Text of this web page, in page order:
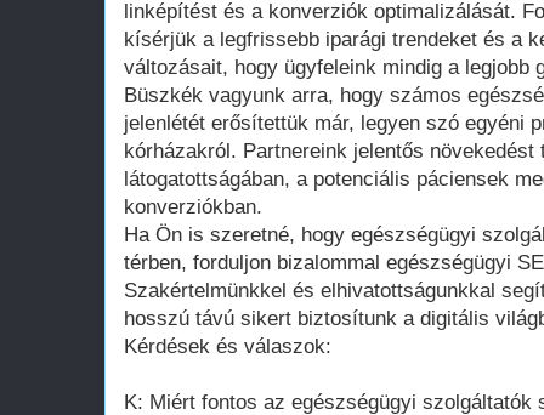
linképítést és a konverziók optimalizálását.
kísérjük a legfrissebb iparági trendeket és a
változásait, hogy ügyfeleink mindig a legjobb
Büszkék vagyunk arra, hogy számos
jelenlétét erősítettük már, legyen szó egyéni
kórházakról. Partnereink jelentős növekedést
látogatottságában, a potenciális páciensek
konverziókban.
Ha Ön is szeretné, hogy egészségügyi
térben, forduljon bizalommal egészségügyi
Szakértelmünkkel és elhivatottságunkkal
hosszú távú sikert biztosítunk a digitális
Kérdések és válaszok:
K: Miért fontos az egészségügyi szolgáltatók